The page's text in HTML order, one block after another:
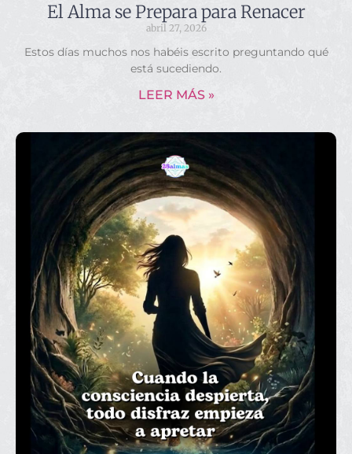
El Alma se Prepara para Renacer
abril 27, 2026
Estos días muchos nos habéis escrito preguntando qué
está sucediendo.
LEER MÁS »